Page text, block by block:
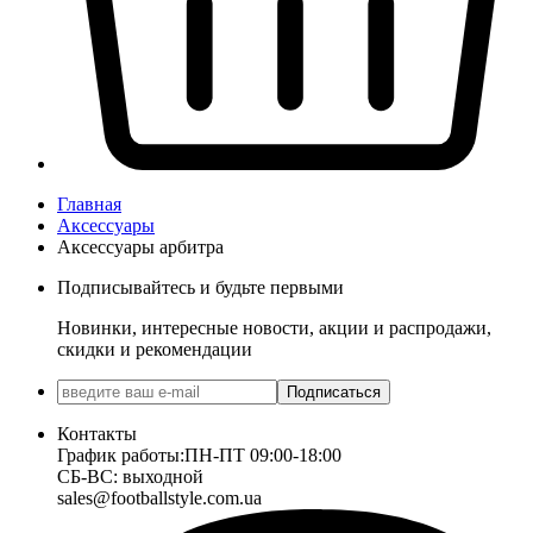
Главная
Аксессуары
Аксессуары арбитра
Подписывайтесь и будьте первыми
Новинки, интересные новости, акции и распродажи,
скидки и рекомендации
Подписаться
Контакты
График работы:ПН-ПТ 09:00-18:00
СБ-ВС: выходной
sales@footballstyle.com.ua